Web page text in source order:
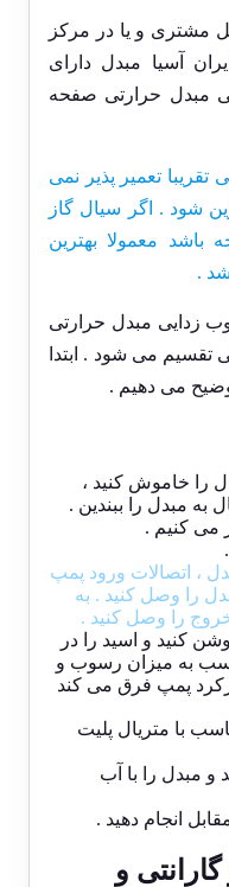
مشتری و یا در مرکز
آسیا مبدل دارای
مبدل حرارتی صفحه
تعمیر پذیر نمی
شود . اگر سیال گاز
دما کاری زیر 170 درجه باشد معمولا بهترین
.
زدایی مبدل حرارتی
تقسیم می شود . ابتدا
می دهیم .
را خاموش کنید ،
به مبدل را ببندین .
می کنیم .
، اتصالات ورود پمپ
را وصل کنید . به
را وصل کنید .
کنید و اسید را در
به میزان رسوب و
پمپ فرق می کند
با متریال پلیت
و مبدل را با آب
انجام دهید .
و